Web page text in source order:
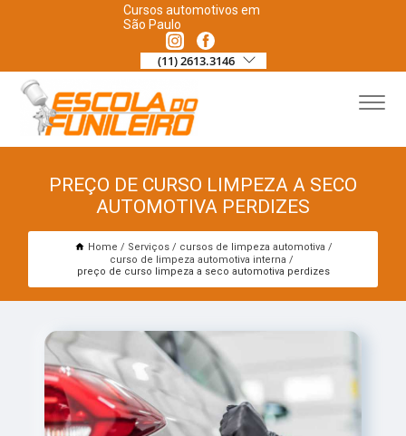
Cursos automotivos em
São Paulo
(11) 2613.3146
PREÇO DE CURSO LIMPEZA A SECO
AUTOMOTIVA PERDIZES
Home Serviços
cursos de limpeza automotiva
curso de limpeza automotiva interna
preço de curso limpeza a seco automotiva perdizes